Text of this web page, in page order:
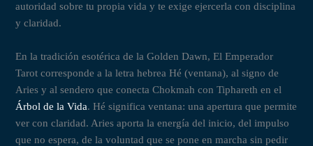
autoridad sobre tu propia vida y te exige ejercerla con disciplina
y claridad.
En la tradición esotérica de la Golden Dawn, El Emperador
Tarot corresponde a la letra hebrea Hé (ventana), al signo de
Aries y al sendero que conecta Chokmah con Tiphareth en el
Árbol de la Vida. Hé significa ventana: una apertura que permite
ver con claridad. Aries aporta la energía del inicio, del impulso
que no espera, de la voluntad que se pone en marcha sin pedir